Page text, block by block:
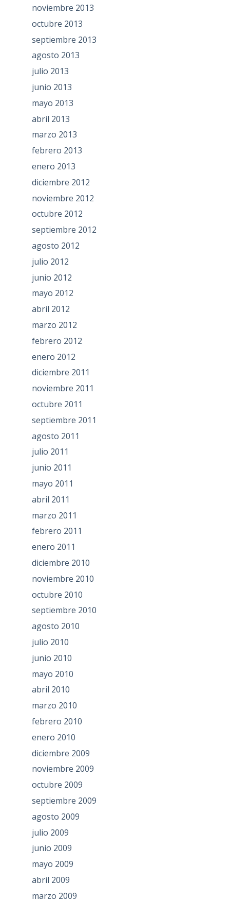
noviembre 2013
octubre 2013
septiembre 2013
agosto 2013
julio 2013
junio 2013
mayo 2013
abril 2013
marzo 2013
febrero 2013
enero 2013
diciembre 2012
noviembre 2012
octubre 2012
septiembre 2012
agosto 2012
julio 2012
junio 2012
mayo 2012
abril 2012
marzo 2012
febrero 2012
enero 2012
diciembre 2011
noviembre 2011
octubre 2011
septiembre 2011
agosto 2011
julio 2011
junio 2011
mayo 2011
abril 2011
marzo 2011
febrero 2011
enero 2011
diciembre 2010
noviembre 2010
octubre 2010
septiembre 2010
agosto 2010
julio 2010
junio 2010
mayo 2010
abril 2010
marzo 2010
febrero 2010
enero 2010
diciembre 2009
noviembre 2009
octubre 2009
septiembre 2009
agosto 2009
julio 2009
junio 2009
mayo 2009
abril 2009
marzo 2009